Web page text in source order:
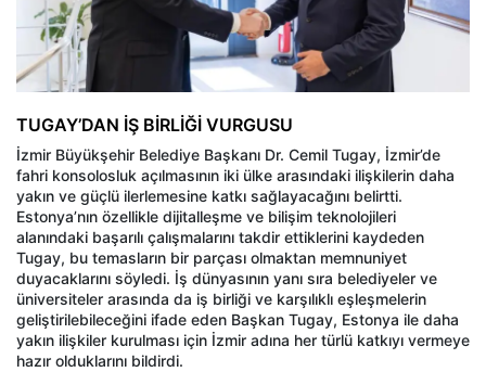
TUGAY’DAN İŞ BİRLİĞİ VURGUSU
İzmir Büyükşehir Belediye Başkanı Dr. Cemil Tugay, İzmir’de
fahri konsolosluk açılmasının iki ülke arasındaki ilişkilerin daha
yakın ve güçlü ilerlemesine katkı sağlayacağını belirtti.
Estonya’nın özellikle dijitalleşme ve bilişim teknolojileri
alanındaki başarılı çalışmalarını takdir ettiklerini kaydeden
Tugay, bu temasların bir parçası olmaktan memnuniyet
duyacaklarını söyledi. İş dünyasının yanı sıra belediyeler ve
üniversiteler arasında da iş birliği ve karşılıklı eşleşmelerin
geliştirilebileceğini ifade eden Başkan Tugay, Estonya ile daha
yakın ilişkiler kurulması için İzmir adına her türlü katkıyı vermeye
hazır olduklarını bildirdi.